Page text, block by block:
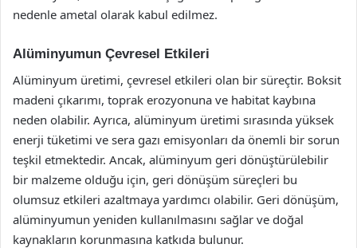
nedenle ametal olarak kabul edilmez.
Alüminyumun Çevresel Etkileri
Alüminyum üretimi, çevresel etkileri olan bir süreçtir. Boksit
madeni çıkarımı, toprak erozyonuna ve habitat kaybına
neden olabilir. Ayrıca, alüminyum üretimi sırasında yüksek
enerji tüketimi ve sera gazı emisyonları da önemli bir sorun
teşkil etmektedir. Ancak, alüminyum geri dönüştürülebilir
bir malzeme olduğu için, geri dönüşüm süreçleri bu
olumsuz etkileri azaltmaya yardımcı olabilir. Geri dönüşüm,
alüminyumun yeniden kullanılmasını sağlar ve doğal
kaynakların korunmasına katkıda bulunur.